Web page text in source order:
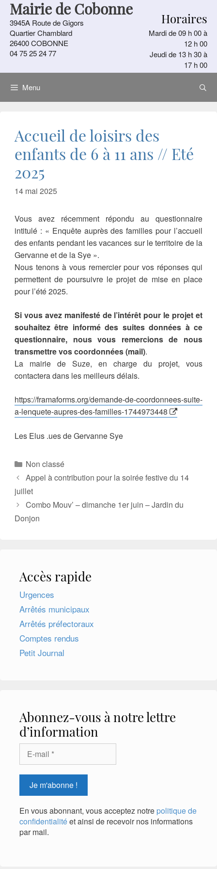
Aller
contenu
Mairie de Cobonne
3945A Route de Gigors
Quartier Chamblard
26400 COBONNE
04 75 25 24 77
Horaires
Mardi de 09 h 00 à
12 h 00
Jeudi de 13 h 30 à
17 h 00
Menu
Accueil de loisirs des
enfants de 6 à 11 ans // Eté
2025
14 mai 2025
Vous avez récemment répondu au questionnaire
intitulé : « Enquête auprès des familles pour l’accueil
des enfants pendant les vacances sur le territoire de la
Gervanne et de la Sye ».
Nous tenons à vous remercier pour vos réponses qui
permettent de poursuivre le projet de mise en place
pour l’été 2025.
Si vous avez manifesté de l’intérêt pour le projet et
souhaitez être informé des suites données à ce
questionnaire, nous vous remercions de nous
transmettre vos coordonnées (mail).
La mairie de Suze, en charge du projet, vous
contactera dans les meilleurs délais.
https://framaforms.org/demande-de-coordonnees-suite-
a-lenquete-aupres-des-familles-1744973448
Les Elus .ues de Gervanne Sye
Catégories
Non classé
Appel à contribution pour la soirée festive du 14
juillet
Combo Mouv’ – dimanche 1er juin – Jardin du
Donjon
Accès rapide
Urgences
Arrêtés municipaux
Arrêtés préfectoraux
Comptes rendus
Petit Journal
Abonnez-vous à notre lettre
d’information
En vous abonnant, vous acceptez notre politique de
confidentialitéet ainsi de recevoir nos informations
par mail.